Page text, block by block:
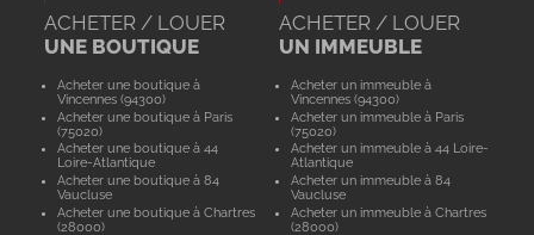
ACHETER / LOUER
UNE BOUTIQUE
Acheter une boutique à
Vincennes (94300)
Acheter une boutique à Paris
(75020)
Acheter une boutique à 44
Loire-Atlantique
Acheter une boutique à 84
Vaucluse
Acheter une boutique à Chartres
(28000)
ACHETER / LOUER
UN IMMEUBLE
Acheter un immeuble à
Vincennes (94300)
Acheter un immeuble à Paris
(75020)
Acheter un immeuble à 44 Loire-
Atlantique
Acheter un immeuble à 84
Vaucluse
Acheter un immeuble à Chartres
(28000)